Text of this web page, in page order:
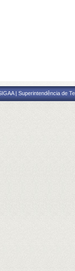
| Superintendência de